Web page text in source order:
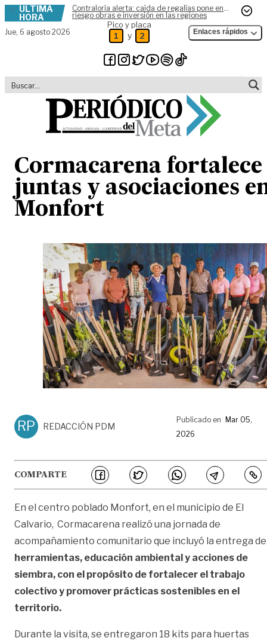
Skip to content
ÚLTIMA
HORA
Contraloría alerta: caída de regalías pone en
riesgo obras e inversión en las regiones
Jue, 6 agosto 2026
Pico y placa
1 y 2 Enlaces rápidos
Cormacarena fortalece
juntas y asociaciones
Monfort
RP REDACCIÓN PDM
Publicado en Mar 05,
2026
COMPARTE
En el centro poblado Monfort, en el municipio de El
Calvario, Cormacarena realizó una jornada de
acompañamiento comunitario que incluyó la entrega de
herramientas, educación ambiental y acciones de
siembra, con el propósito de fortalecer el trabajo
colectivo y promover prácticas sostenibles en el
territorio.
Durante la visita, se entregaron 18 kits para huertas